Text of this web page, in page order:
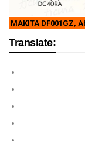
MAKITA DF001GZ,
Translate: